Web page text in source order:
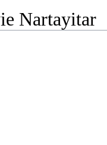
Nartayitar